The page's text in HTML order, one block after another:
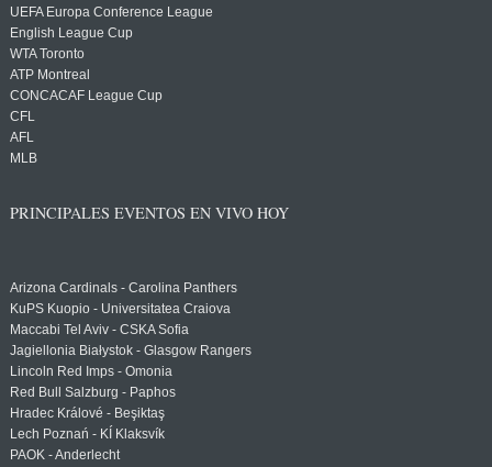
UEFA Europa Conference League
English League Cup
WTA Toronto
ATP Montreal
CONCACAF League Cup
CFL
AFL
MLB
PRINCIPALES EVENTOS EN VIVO HOY
Arizona Cardinals - Carolina Panthers
KuPS Kuopio - Universitatea Craiova
Maccabi Tel Aviv - CSKA Sofia
Jagiellonia Białystok - Glasgow Rangers
Lincoln Red Imps - Omonia
Red Bull Salzburg - Paphos
Hradec Králové - Beşiktaş
Lech Poznań - KÍ Klaksvík
PAOK - Anderlecht